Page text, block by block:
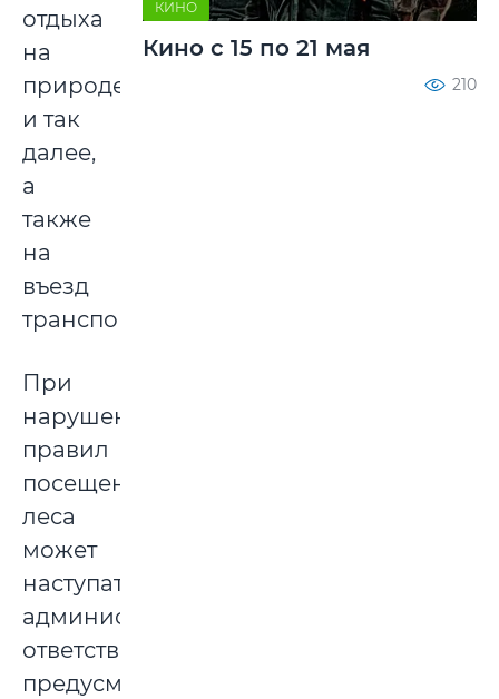
отдыха
на
природе
и так
далее,
а
также
на
въезд
транспорта.
При
нарушении
правил
посещения
леса
может
наступать
административная
ответственность,
предусмотрен
КИНО
Кино с 15 по 21 мая
210